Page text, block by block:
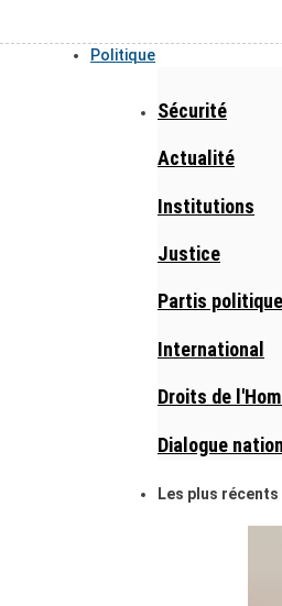
Politique
Sécurité
Actualité
Institutions
Justice
Partis
International
Droits de
Dialogue
Les plus récents